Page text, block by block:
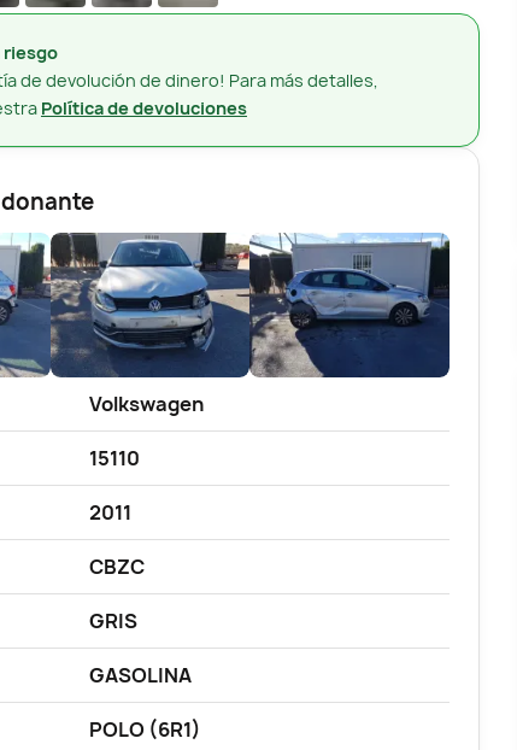
riesgo
de devolución de dinero! Para más detalles,
Política de devoluciones
Volkswagen
15110
2011
CBZC
GRIS
GASOLINA
POLO (6R1)